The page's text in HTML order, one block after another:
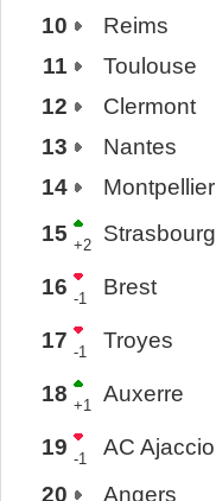
10
Reims
11
Toulouse
12
Clermont
13
Nantes
14
Montpellier
15 +2 Strasbourg
16 -1 Brest
17 -1 Troyes
18 +1 Auxerre
19 -1 AC Ajaccio
20
Angers